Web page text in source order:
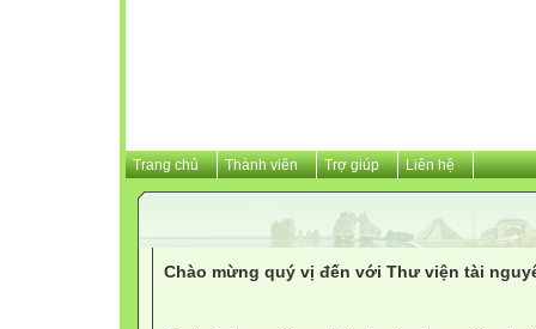
Trang chủ Thành viên Trợ giúp Liên hệ
Chào mừng quý vị đến với Thư viện tài